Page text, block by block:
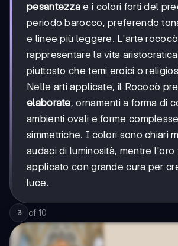
pesantezza e i colori forti del
periodo barocco, preferendo
e linee più leggere. L'arte
rappresentare la vita
piuttosto che temi eroici o
Nelle arti applicate, il Rococò
elaborate, ornamenti a forma di
ambienti ovali e forme
simmetriche. I colori sono chiari
audaci di luminosità, mentre l'oro
applicato con grande cura per
luce.
3 of 10